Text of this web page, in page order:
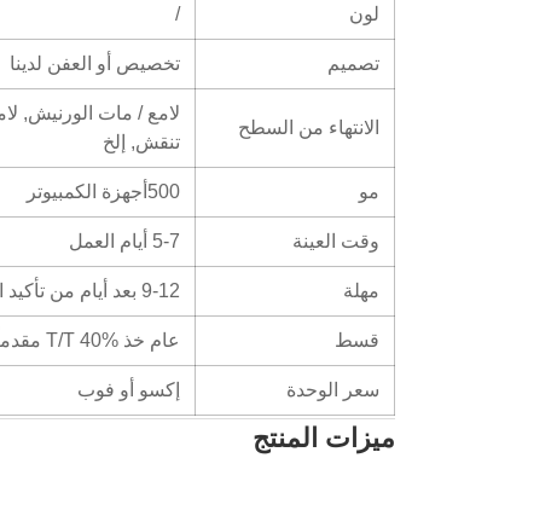
لون /
تصميم تخصيص أو العفن لدينا
الانتهاء من السطح
لامع / مات الورنيش,
تنقش, إلخ
مو 500أجهزة الكمبيوتر
وقت العينة 5-7 أيام العمل
مهلة 9-12 بعد أيام من تأكيد العمل الفني النهائي والنظام
قسط عام خذ T/T 40% مقدماً, كما يمكن مناقشة المدفوعات الأخرى
سعر الوحدة إكسو أو فوب
ميزات المنتج